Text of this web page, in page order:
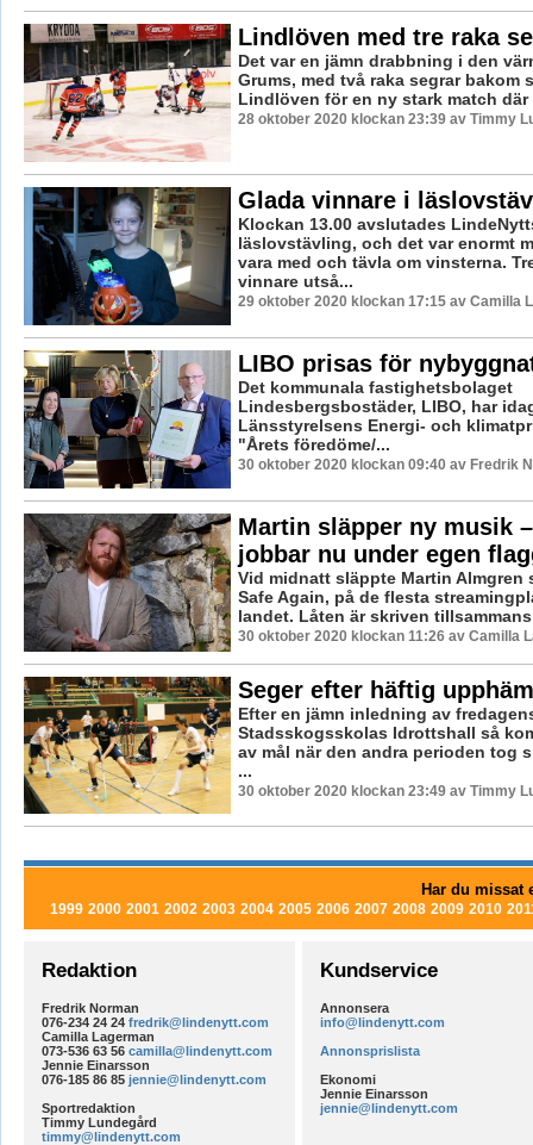
Lindlöven med tre raka
Det var en jämn drabbning i den
Grums, med två raka segrar bakom
Lindlöven för en ny stark match där
28 oktober 2020 klockan 23:39 av Timmy
Glada vinnare i
Klockan 13.00 avslutades
läslovstävling, och det var enormt
vara med och tävla om vinsterna.
vinnare utså...
29 oktober 2020 klockan 17:15 av Camilla
LIBO prisas för
Det kommunala fastighetsbolaget
Lindesbergsbostäder, LIBO, har
Länsstyrelsens Energi- och
"Årets föredöme/...
30 oktober 2020 klockan 09:40 av Fredrik
Martin släpper ny musik
jobbar nu under egen
Vid midnatt släppte Martin Almgren
Safe Again, på de flesta
landet. Låten är skriven
30 oktober 2020 klockan 11:26 av Camilla
Seger efter häftig
Efter en jämn inledning av
Stadsskogsskolas Idrottshall så
av mål när den andra perioden tog
...
30 oktober 2020 klockan 23:49 av Timmy
Har du missat
1999 2000 2001 2002 2003 2004 2005 2006 2007 2008 2009 2010
Redaktion
Fredrik Norman
076-234 24 24 fredrik@lindenytt.com
Camilla Lagerman
073-536 63 56 camilla@lindenytt.com
Jennie Einarsson
076-185 86 85 jennie@lindenytt.com
Sportredaktion
Timmy Lundegård
timmy@lindenytt.com
Kundservice
Annonsera
info@lindenytt.com
Annonsprislista
Ekonomi
Jennie Einarsson
jennie@lindenytt.com